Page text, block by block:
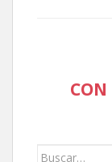
CON
Buscar: